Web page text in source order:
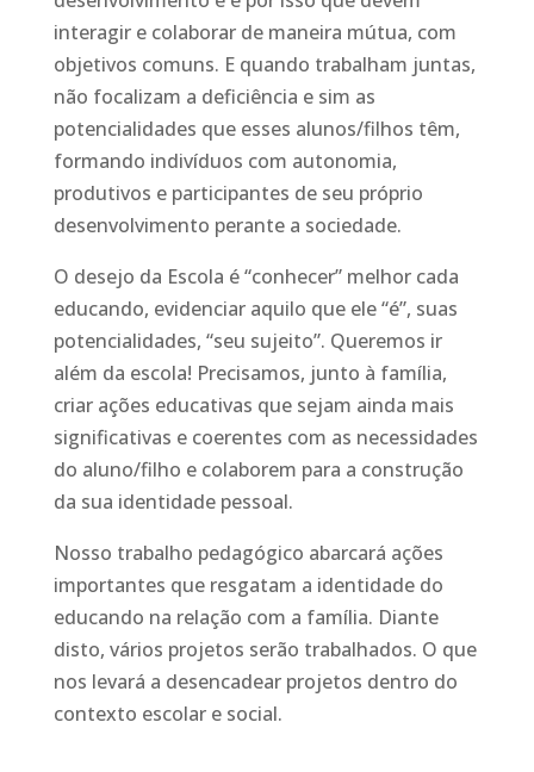
interagir e colaborar de maneira mútua, com
objetivos comuns. E quando trabalham juntas,
não focalizam a deficiência e sim as
potencialidades que esses alunos/filhos têm,
formando indivíduos com autonomia,
produtivos e participantes de seu próprio
desenvolvimento perante a sociedade.
O desejo da Escola é “conhecer” melhor cada
educando, evidenciar aquilo que ele “é”, suas
potencialidades, “seu sujeito”. Queremos ir
além da escola! Precisamos, junto à família,
criar ações educativas que sejam ainda mais
significativas e coerentes com as necessidades
do aluno/filho e colaborem para a construção
da sua identidade pessoal.
Nosso trabalho pedagógico abarcará ações
importantes que resgatam a identidade do
educando na relação com a família. Diante
disto, vários projetos serão trabalhados. O que
nos levará a desencadear projetos dentro do
contexto escolar e social.